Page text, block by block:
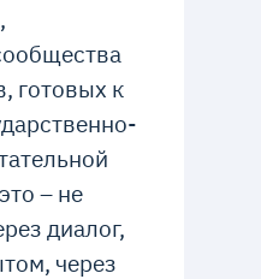
готовых к
– не
диалог,
через